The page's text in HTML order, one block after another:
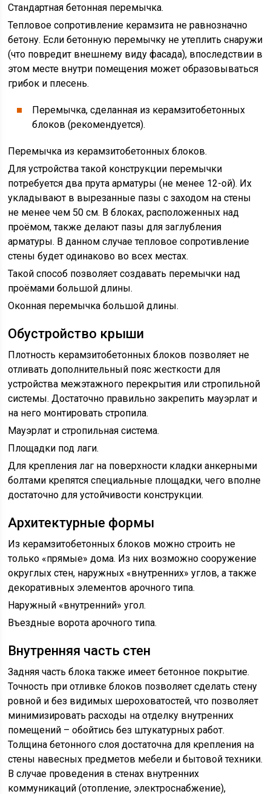
Стандартная бетонная перемычка.
Тепловое сопротивление керамзита не равнозначно
бетону. Если бетонную перемычку не утеплить снаружи
(что повредит внешнему виду фасада), впоследствии в
этом месте внутри помещения может образовываться
грибок и плесень.
Перемычка, сделанная из керамзитобетонных
блоков (рекомендуется).
Перемычка из керамзитобетонных блоков.
Для устройства такой конструкции перемычки
потребуется два прута арматуры (не менее 12-ой). Их
укладывают в вырезанные пазы с заходом на стены
не менее чем 50 см. В блоках, расположенных над
проёмом, также делают пазы для заглубления
арматуры. В данном случае тепловое сопротивление
стены будет одинаково во всех местах.
Такой способ позволяет создавать перемычки над
проёмами большой длины.
Оконная перемычка большой длины.
Обустройство крыши
Плотность керамзитобетонных блоков позволяет не
отливать дополнительный пояс жесткости для
устройства межэтажного перекрытия или стропильной
системы. Достаточно правильно закрепить мауэрлат и
на него монтировать стропила.
Мауэрлат и стропильная система.
Площадки под лаги.
Для крепления лаг на поверхности кладки анкерными
болтами крепятся специальные площадки, чего вполне
достаточно для устойчивости конструкции.
Архитектурные формы
Из керамзитобетонных блоков можно строить не
только «прямые» дома. Из них возможно сооружение
округлых стен, наружных «внутренних» углов, а также
декоративных элементов арочного типа.
Наружный «внутренний» угол.
Въездные ворота арочного типа.
Внутренняя часть стен
Задняя часть блока также имеет бетонное покрытие.
Точность при отливке блоков позволяет сделать стену
ровной и без видимых шероховатостей, что позволяет
минимизировать расходы на отделку внутренних
помещений – обойтись без штукатурных работ.
Толщина бетонного слоя достаточна для крепления на
стены навесных предметов мебели и бытовой техники.
В случае проведения в стенах внутренних
коммуникаций (отопление, электроснабжение),